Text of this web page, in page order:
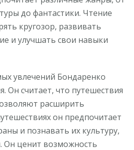
до фантастики. Чтение
кругозор, развивать
и улучшать свои навыки
увлечений Бондаренко
Он считает, что путешествия
расширить
он предпочитает
и познавать их культуру,
Он ценит возможность